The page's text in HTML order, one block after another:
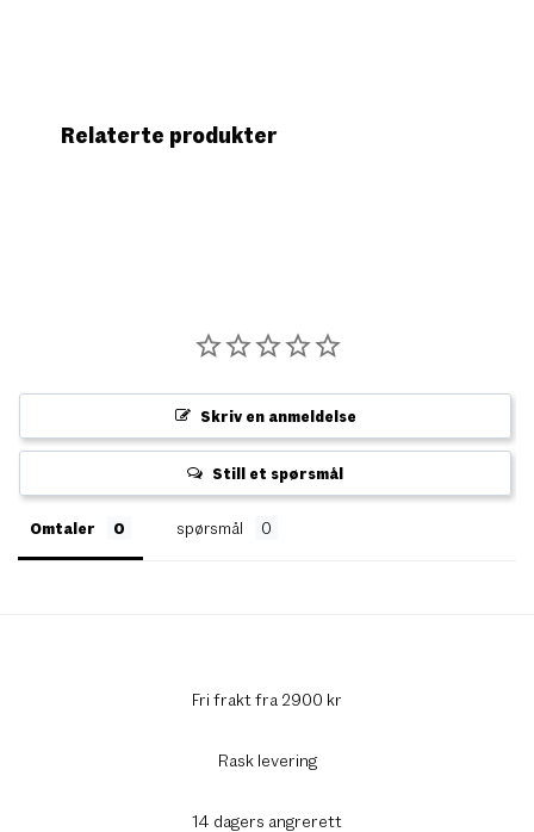
Relaterte produkter
Skriv en anmeldelse
Still et spørsmål
Omtaler spørsmål
Fri frakt fra 2900 kr
Rask levering
14 dagers angrerett